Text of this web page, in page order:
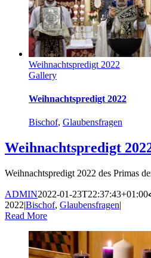
Weihnachtspredigt 2022
Gallery
Weihnachtspredigt 2022
Bischof, Glaubensfragen
Weihnachtspredigt
Weihnachtspredigt 2022 des Primas
ADMIN2022-01-23T22:37:43+01:00
2022|Bischof, Glaubensfragen|
Read More